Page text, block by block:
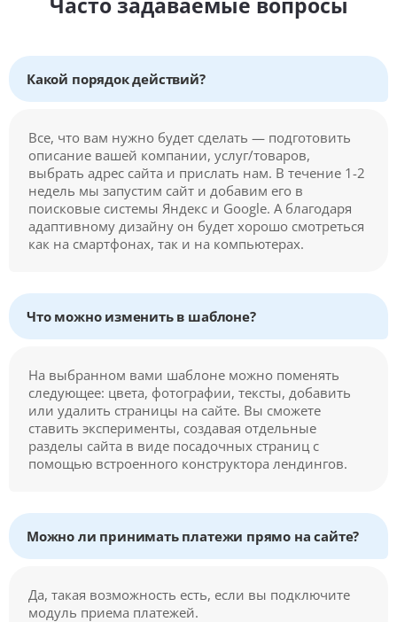
Какой порядок действий?
Все, что вам нужно будет сделать — подготовить
описание вашей компании, услуг/товаров,
выбрать адрес сайта и прислать нам. В течение 1-2
недель мы запустим сайт и добавим его в
поисковые системы Яндекс и Google. А благодаря
адаптивному дизайну он будет хорошо смотреться
как на смартфонах, так и на компьютерах.
Что можно изменить в шаблоне?
На выбранном вами шаблоне можно поменять
следующее: цвета, фотографии, тексты, добавить
или удалить страницы на сайте. Вы сможете
ставить эксперименты, создавая отдельные
разделы сайта в виде посадочных страниц с
помощью встроенного конструктора лендингов.
Можно ли принимать платежи прямо на сайте?
Да, такая возможность есть, если вы подключите
модуль приема платежей.